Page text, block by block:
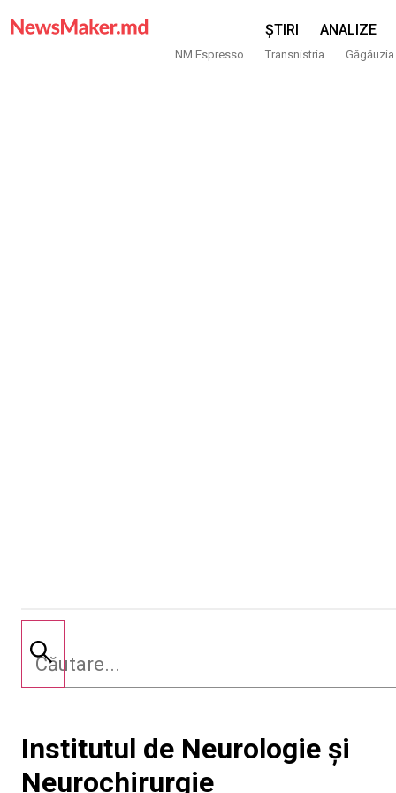
ȘTIRI ANALIZE
NM Espresso Transnistria Găgăuzia
Institutul de Neurologie și
Neurochirurgie